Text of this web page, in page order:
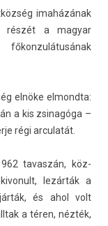
imaházának
részét a magyar
elnöke el­mondta:
a kis zsinagóga –
régi ar­culatát.
tavas­zán, köz­
lezárták a
és ahol volt
a téren, nézték,